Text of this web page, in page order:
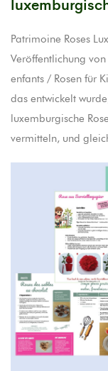
Patrimoine Roses
Veröffentlichung von
enfants / Rosen für
das entwickelt
luxemburgische
vermitteln, und